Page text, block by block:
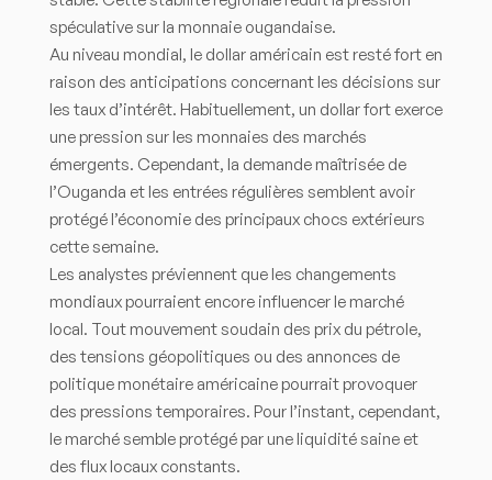
spéculative sur la monnaie ougandaise.
Au niveau mondial, le dollar américain est resté fort en
raison des anticipations concernant les décisions sur
les taux d’intérêt. Habituellement, un dollar fort exerce
une pression sur les monnaies des marchés
émergents. Cependant, la demande maîtrisée de
l’Ouganda et les entrées régulières semblent avoir
protégé l’économie des principaux chocs extérieurs
cette semaine.
Les analystes préviennent que les changements
mondiaux pourraient encore influencer le marché
local. Tout mouvement soudain des prix du pétrole,
des tensions géopolitiques ou des annonces de
politique monétaire américaine pourrait provoquer
des pressions temporaires. Pour l’instant, cependant,
le marché semble protégé par une liquidité saine et
des flux locaux constants.